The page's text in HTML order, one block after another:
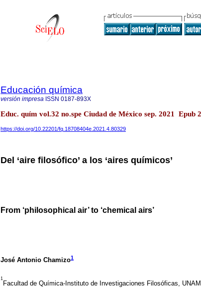
Educación química
versión impresa ISSN 0187-893X
Educ. quím vol.32 no.spe Ciudad de México sep. 2021 Epub
https://doi.org/10.22201/fq.18708404e.2021.4.80329
Del ‘aire filosófico’ a los ‘aires químicos’
From ‘philosophical air’ to ‘chemical airs’
José Antonio Chamizo1
1
Facultad de Química-Instituto de Investigaciones Filosóficas, UNAM.